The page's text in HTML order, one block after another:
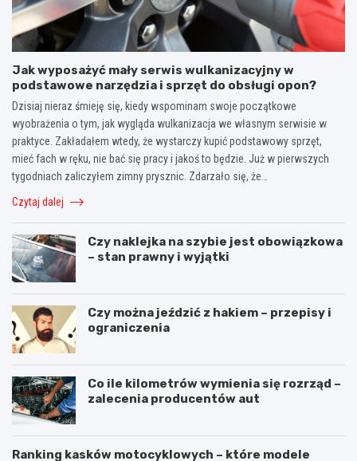
Jak wyposażyć mały serwis wulkanizacyjny w
podstawowe narzędzia i sprzęt do obsługi opon?
Dzisiaj nieraz śmieję się, kiedy wspominam swoje początkowe
wyobrażenia o tym, jak wygląda wulkanizacja we własnym serwisie w
praktyce. Zakładałem wtedy, że wystarczy kupić podstawowy sprzęt,
mieć fach w ręku, nie bać się pracy i jakoś to będzie. Już w pierwszych
tygodniach zaliczyłem zimny prysznic. Zdarzało się, że…
Czytaj dalej
Czy naklejka na szybie jest obowiązkowa
– stan prawny i wyjątki
Czy można jeździć z hakiem – przepisy i
ograniczenia
Co ile kilometrów wymienia się rozrząd –
zalecenia producentów aut
Ranking kasków motocyklowych – które modele